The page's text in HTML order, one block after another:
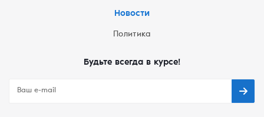
Новости
Политика
Будьте всегда в курсе!